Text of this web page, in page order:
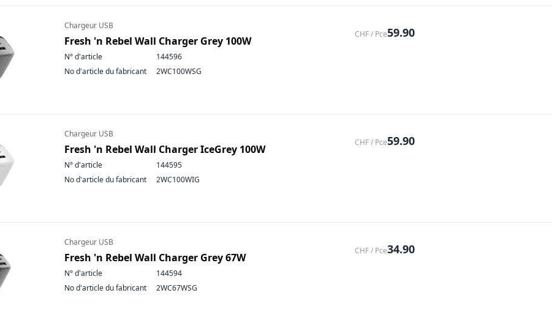
Chargeur USB
Fresh 'n Rebel Wall Charger Grey 100W
N° d'article
144596
No d'article du fabricant
2WC100WSG
CHF / Pce59.90
Chargeur USB
Fresh 'n Rebel Wall Charger IceGrey 100W
N° d'article
144595
No d'article du fabricant
2WC100WIG
CHF / Pce59.90
Chargeur USB
Fresh 'n Rebel Wall Charger Grey 67W
N° d'article
144594
No d'article du fabricant
2WC67WSG
CHF / Pce34.90